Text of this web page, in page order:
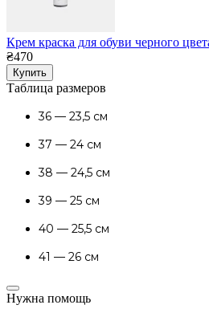
Крем краска для обуви черного
₴470
Купить
Таблица размеров
36 — 23,5 см
37 — 24 см
38 — 24,5 см
39 — 25 см
40 — 25,5 см
41 — 26 см
Нужна помощь